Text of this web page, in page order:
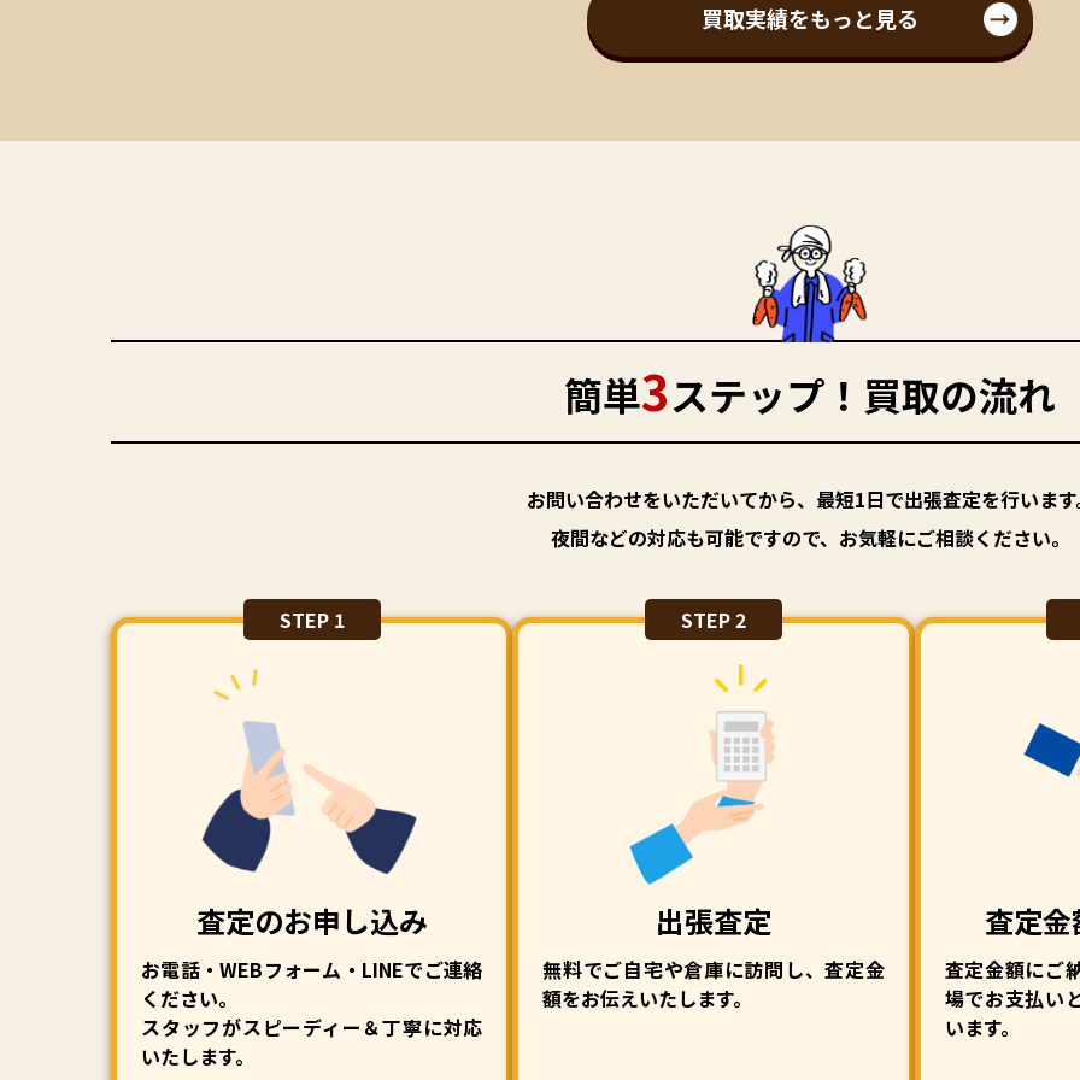
買取実績をもっと見る
簡単3ステップ！買取の流れ
お問い合わせをいただいてから、最短1日で出張査定を行います
夜間などの対応も可能ですので、お気軽にご相談ください。
STEP 1
査定のお申し込み
お電話・WEBフォーム・LINEでご連絡
ください。
スタッフがスピーディー＆丁寧に対応
いたします。
STEP 2
出張査定
無料でご自宅や倉庫に訪問し、査定金
額をお伝えいたします。
査定
査定金額にご
場でお支払い
います。